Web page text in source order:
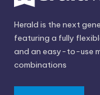
Herald is the next
featuring a fully
and an easy-to-use
combinations